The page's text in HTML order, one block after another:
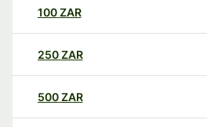
100ZAR
250ZAR
500ZAR